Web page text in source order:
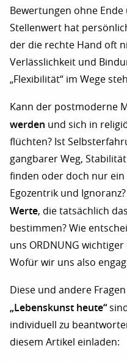
Bewertungen ohne
Stellenwert hat
der die rechte Hand oft
Verlässlichkeit und
„Flexibilität“ im Wege
Kann der postmoderne
werden und sich in
flüchten? Ist
gangbarer Weg,
finden oder doch nur
Egozentrik und
Werte, die tatsächlich
bestimmen? Wie
uns ORDNUNG
Wofür wir uns also
Diese und andere
„Lebenskunst heute“
individuell zu
diesem Artikel einladen: